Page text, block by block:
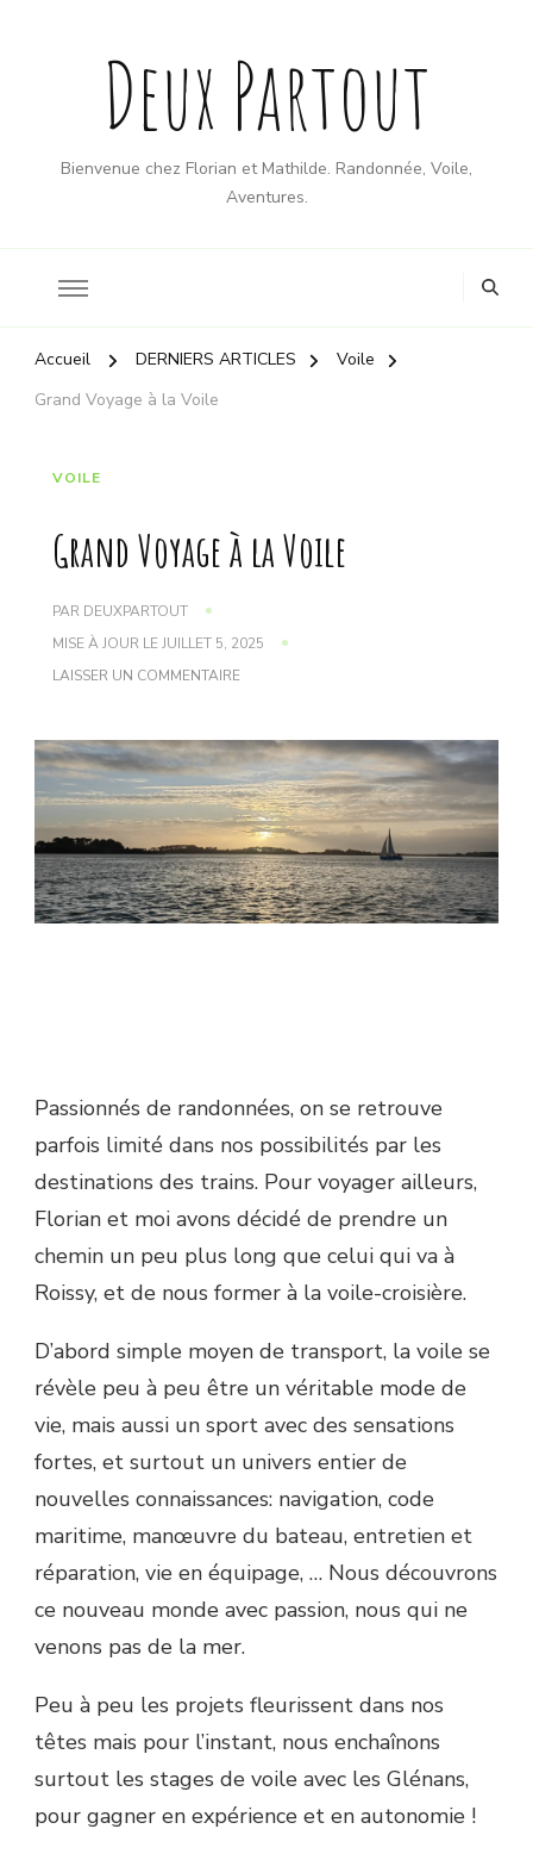
Deux Partout
Bienvenue chez Florian et Mathilde. Randonnée, Voile,
Aventures.
Accueil DERNIERS ARTICLES
Voile
Grand Voyage à la Voile
VOILE
Grand Voyage à la Voile
PAR DEUXPARTOUT
MISE À JOUR LEJUILLET 5, 2025
LAISSER UN COMMENTAIRESUR
LA
VOILE
Passionnés de randonnées, on se retrouve
parfois limité dans nos possibilités par les
destinations des trains. Pour voyager ailleurs,
Florian et moi avons décidé de prendre un
chemin un peu plus long que celui qui va à
Roissy, et de nous former à la voile-croisière.
D’abord simple moyen de transport, la voile se
révèle peu à peu être un véritable mode de
vie, mais aussi un sport avec des sensations
fortes, et surtout un univers entier de
nouvelles connaissances: navigation, code
maritime, manœuvre du bateau, entretien et
réparation, vie en équipage, … Nous découvrons
ce nouveau monde avec passion, nous qui ne
venons pas de la mer.
Peu à peu les projets fleurissent dans nos
têtes mais pour l’instant, nous enchaînons
surtout les stages de voile avec les Glénans,
pour gagner en expérience et en autonomie !